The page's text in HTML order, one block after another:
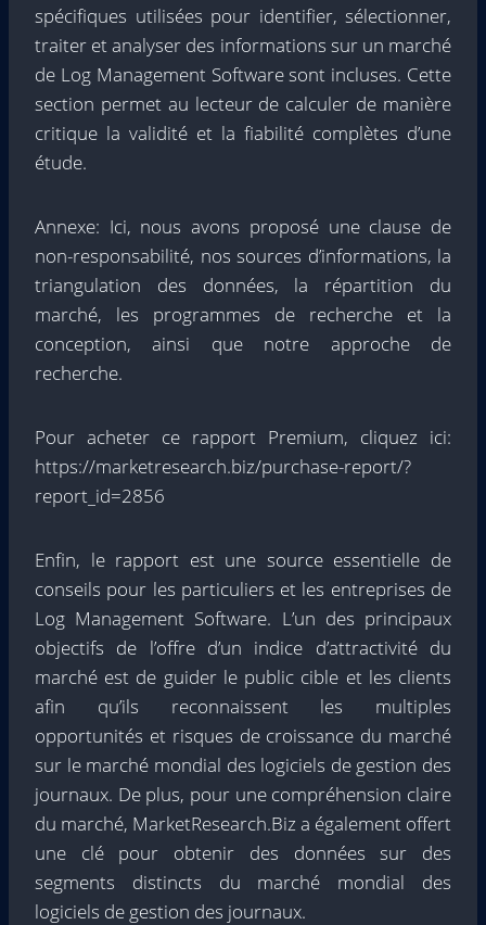
spécifiques utilisées pour identifier, sélectionner,
traiter et analyser des informations sur un marché
de Log Management Software sont incluses. Cette
section permet au lecteur de calculer de manière
critique la validité et la fiabilité complètes d’une
étude.
Annexe: Ici, nous avons proposé une clause de
non-responsabilité, nos sources d’informations, la
triangulation des données, la répartition du
marché, les programmes de recherche et la
conception, ainsi que notre approche de
recherche.
Pour acheter ce rapport Premium, cliquez ici:
https://marketresearch.biz/purchase-report/?
report_id=2856
Enfin, le rapport est une source essentielle de
conseils pour les particuliers et les entreprises de
Log Management Software. L’un des principaux
objectifs de l’offre d’un indice d’attractivité du
marché est de guider le public cible et les clients
afin qu’ils reconnaissent les multiples
opportunités et risques de croissance du marché
sur le marché mondial des logiciels de gestion des
journaux. De plus, pour une compréhension claire
du marché, MarketResearch.Biz a également offert
une clé pour obtenir des données sur des
segments distincts du marché mondial des
logiciels de gestion des journaux.